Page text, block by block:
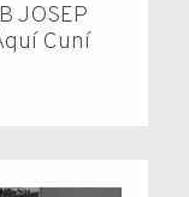
JOSEP
Cuní